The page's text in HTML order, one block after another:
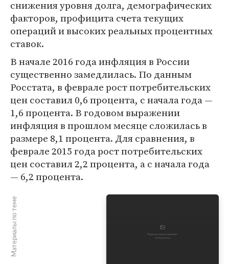
снижения уровня долга, демографических
факторов, профицита счета текущих
операций и высоких реальных процентных
ставок.
В начале 2016 года инфляция в России
существенно замедлилась. По данным
Росстата, в феврале рост потребительских
цен составил 0,6 процента, с начала года —
1,6 процента. В годовом выражении
инфляция в прошлом месяце сложилась в
размере 8,1 процента. Для сравнения, в
феврале 2015 года рост потребительских
цен составил 2,2 процента, а с начала года
— 6,2 процента.
Материалы по теме